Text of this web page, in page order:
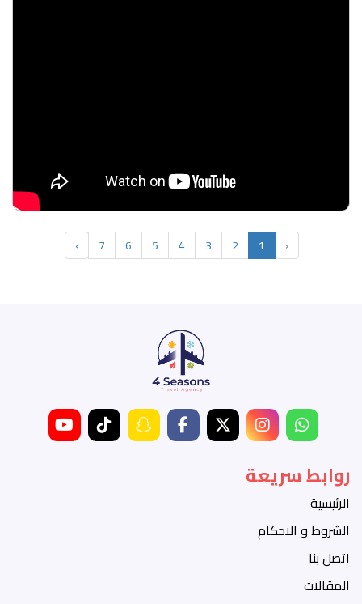
‹
1
2
3
4
5
6
7
›
روابط سريعة
الرئيسية
الشروط و الاحكام
اتصل بنا
المقالات